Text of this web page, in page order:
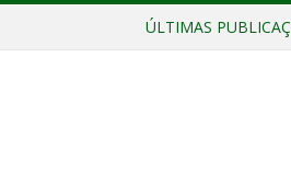
ÚLTIMAS